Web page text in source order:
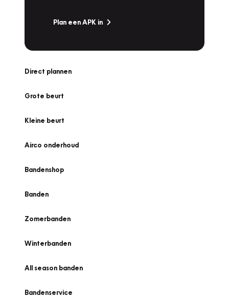
Plan een APK in
Direct plannen
Grote beurt
Kleine beurt
Airco onderhoud
Bandenshop
Banden
Zomerbanden
Winterbanden
All season banden
Bandenservice